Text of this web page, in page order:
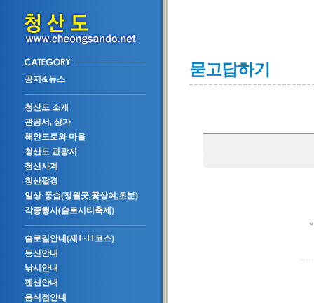
공지&뉴스
청산도 소개
관공서, 상가
해안도로와 마을
청산도 관광지
청산사계
청산팔경
일상·풍습(정월굿,꽃상여,초분)
각종행사(슬로시티축제)
슬로길안내(제1~11코스)
등산안내
낚시안내
펜션안내
음식점안내
묻고답하기